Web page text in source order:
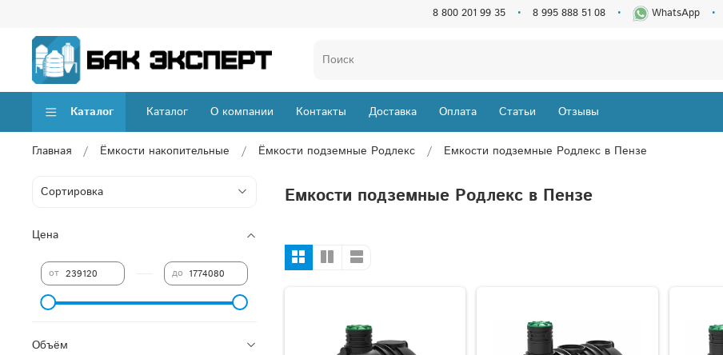
8 800 201 99 35 8 995 888 51 08 WhatsApp
Каталог Каталог О компании Контакты Доставка Оплата Статьи Отзывы
Главная Ёмкости накопительные Ёмкости подземные Родлекс Емкости подземные Родлекс в Пензе
Емкости подземные Родлекс в Пензе
Цена
от до
Объём